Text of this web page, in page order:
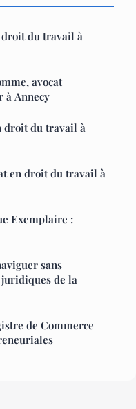
droit du travail à
avocat
à Annecy
droit du travail à
en droit du travail à
Exemplaire :
sans
juridiques de la
de Commerce